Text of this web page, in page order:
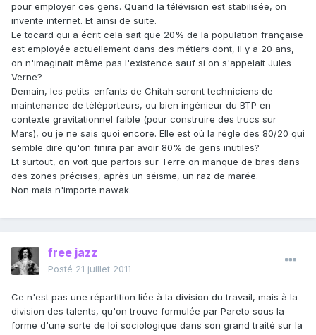
pour employer ces gens. Quand la télévision est stabilisée, on
invente internet. Et ainsi de suite.
Le tocard qui a écrit cela sait que 20% de la population française
est employée actuellement dans des métiers dont, il y a 20 ans,
on n'imaginait même pas l'existence sauf si on s'appelait Jules
Verne?
Demain, les petits-enfants de Chitah seront techniciens de
maintenance de téléporteurs, ou bien ingénieur du BTP en
contexte gravitationnel faible (pour construire des trucs sur
Mars), ou je ne sais quoi encore. Elle est où la règle des 80/20 qui
semble dire qu'on finira par avoir 80% de gens inutiles?
Et surtout, on voit que parfois sur Terre on manque de bras dans
des zones précises, après un séisme, un raz de marée.
Non mais n'importe nawak.
free jazz
Posté 21 juillet 2011
Ce n'est pas une répartition liée à la division du travail, mais à la
division des talents, qu'on trouve formulée par Pareto sous la
forme d'une sorte de loi sociologique dans son grand traité sur la